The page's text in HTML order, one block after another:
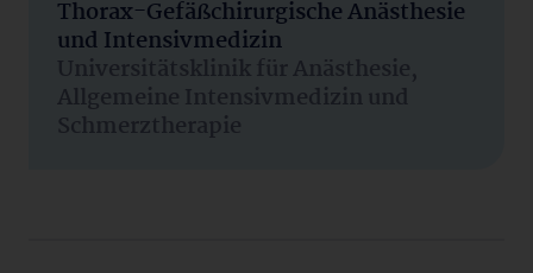
Thorax-Gefäßchirurgische Anästhesie
und Intensivmedizin
Universitätsklinik für Anästhesie,
Allgemeine Intensivmedizin und
Schmerztherapie